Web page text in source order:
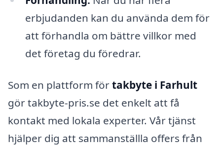
erbjudanden kan du använda dem för
att förhandla om bättre villkor med
det företag du föredrar.
Som en plattform förtakbyte i Farhult
gör takbyte-pris.se det enkelt att få
kontakt med lokala experter. Vår tjänst
hjälper dig att sammanställla offers från